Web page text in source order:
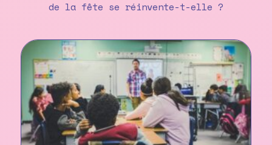
de la fête se réinvente-t-elle ?